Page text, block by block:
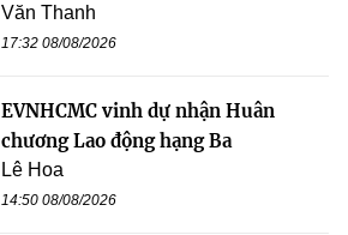
Văn Thanh
17:32 08/08/2026
EVNHCMC vinh dự nhận Huân
chương Lao động hạng Ba
Lê Hoa
14:50 08/08/2026